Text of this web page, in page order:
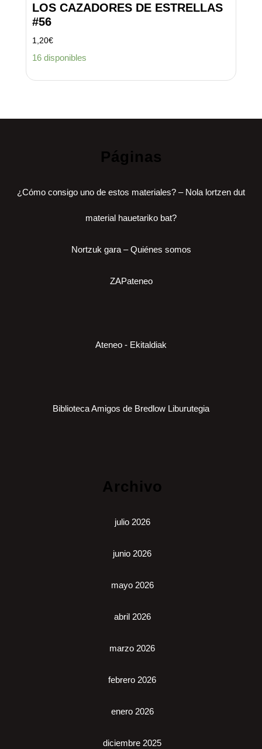
LOS CAZADORES DE ESTRELLAS
#56
1,20€
16 disponibles
Páginas
¿Cómo consigo uno de estos materiales? – Nola lortzen dut
material hauetariko bat?
Nortzuk gara – Quiénes somos
ZAPateneo
Ateneo - Ekitaldiak
Biblioteca Amigos de Bredlow Liburutegia
Archivo
julio 2026
junio 2026
mayo 2026
abril 2026
marzo 2026
febrero 2026
enero 2026
diciembre 2025